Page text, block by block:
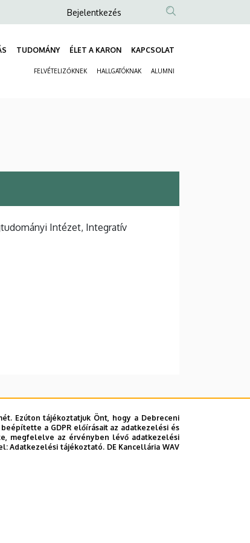
Anonim
fiók
menüje
Bejelentkezés
TUDOMÁNY ÉLET A KARON KAPCSOLAT
FELVÉTELIZŐKNEK HALLGATÓKNAK ALUMNI
Intézet, Integratív
Ezúton tájékoztatjuk Önt, hogy a Debreceni
a GDPR előírásait az adatkezelési és
megfelelve az érvényben lévő adatkezelési
Adatkezelési tájékoztató. DE Kancellária WAV